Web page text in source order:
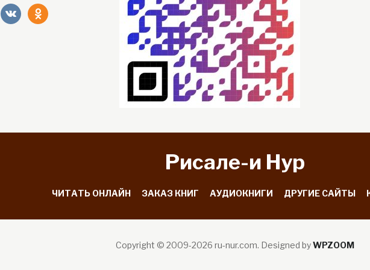
vkontakteodnoklassniki
Рисале-и Hyp
ЧИТАТЬ ОНЛАЙН ЗАКАЗ КНИГ АУДИОКНИГИ ДРУГИЕ САЙТЫ
Copyright © 2009-2026 ru-nur.com. Designed byWPZOOM